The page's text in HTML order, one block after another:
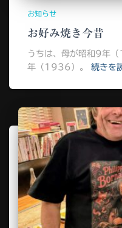
お知らせ
お好み焼き今昔
うちは、母が昭和9年
年（1936）。
続きを